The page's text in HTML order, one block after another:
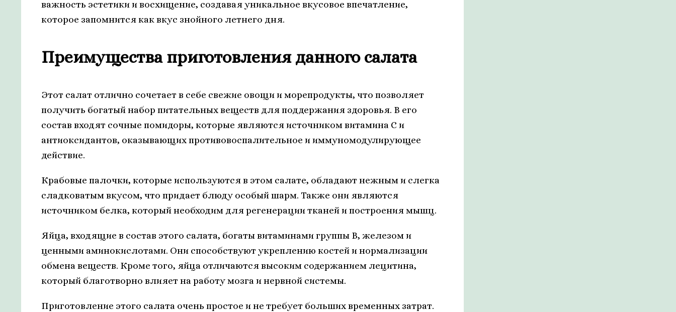
важность эстетики и восхищение, создавая уникальное вкусовое впечатление,
которое запомнится как вкус знойного летнего дня.
Преимущества приготовления данного салата
Этот салат отлично сочетает в себе свежие овощи и морепродукты, что позволяет
получить богатый набор питательных веществ для поддержания здоровья. В его
состав входят сочные помидоры, которые являются источником витамина С и
антиоксидантов, оказывающих противовоспалительное и иммуномодулирующее
действие.
Крабовые палочки, которые используются в этом салате, обладают нежным и слегка
сладковатым вкусом, что придает блюду особый шарм. Также они являются
источником белка, который необходим для регенерации тканей и построения мышц.
Яйца, входящие в состав этого салата, богаты витаминами группы В, железом и
ценными аминокислотами. Они способствуют укреплению костей и нормализации
обмена веществ. Кроме того, яйца отличаются высоким содержанием лецитина,
который благотворно влияет на работу мозга и нервной системы.
Приготовление этого салата очень простое и не требует больших временных затрат.